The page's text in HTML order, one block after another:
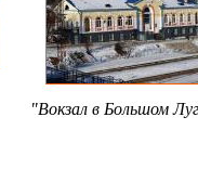
"Вокзал в Большом